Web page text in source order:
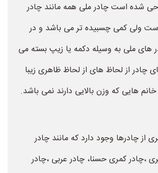
شده است چادر ملی همه مانند چادر
ولی کمی چسبیده تر می باشد و در
ملی به وسیله دکمه یا زیپ بسته می
چادر از لحاظ های از لحاظ ظاهری زیبا
هایی که وزن بالایی دارند نمی باشد.
از چادرها وجود دارد که مانند چادر
،چادر کمری حسنا، چادر عربی ،چادر